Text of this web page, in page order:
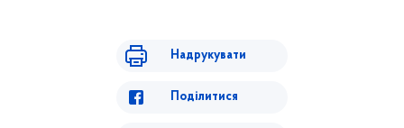
Надрукувати
Поділитися